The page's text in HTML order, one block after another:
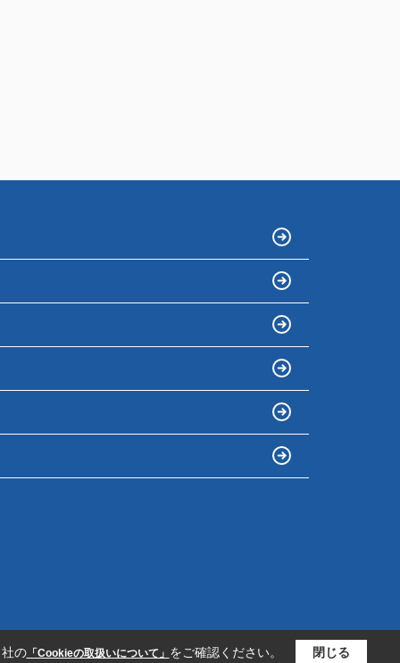
の「Cookieの取扱いについて」 をご確認ください。 閉じる